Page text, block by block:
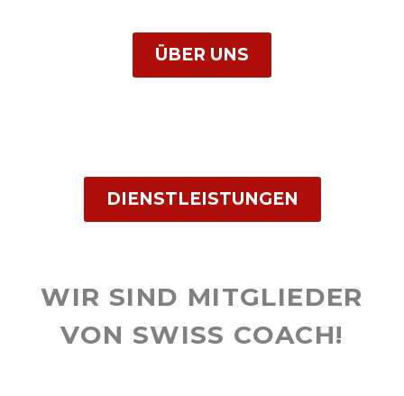
ÜBER UNS
DIENSTLEISTUNGEN
WIR SIND MITGLIEDER
VON SWISS COACH!